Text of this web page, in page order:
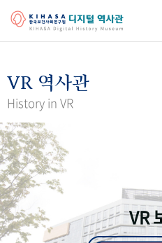
걸어온 길 기관 변천사
연구 역사
정책과 연구
간행물 변천사
기록물 아카이브
VR 역사관
History in VR
VR